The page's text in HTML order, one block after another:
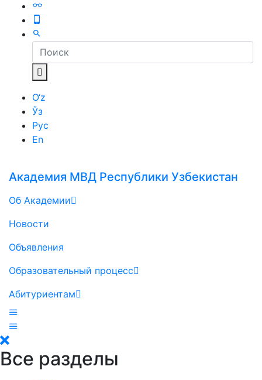
O‘z
Ўз
Рус
En
Академия МВД Республики Узбекистан
Об Академии
Новости
Объявления
Образовательный процесс
Абитуриентам
Все разделы